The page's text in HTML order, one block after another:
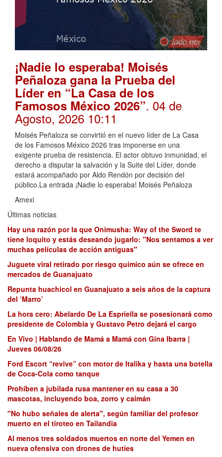
¡Nadie lo esperaba! Moisés
Peñaloza gana la Prueba del
Líder en “La Casa de los
Famosos México 2026”. 04 de
Agosto, 2026 10:11
Moisés Peñaloza se convirtió en el nuevo líder de La Casa
de los Famosos México 2026 tras imponerse en una
exigente prueba de resistencia. El actor obtuvo inmunidad, el
derecho a disputar la salvación y la Suite del Líder, donde
estará acompañado por Aldo Rendón por decisión del
público.La entrada ¡Nadie lo esperaba! Moisés Peñaloza
Amexi
Últimas noticias
Hay una razón por la que Onimusha: Way of the Sword te
tiene loquito y estás deseando jugarlo: "Nos sentamos a ver
muchas películas de acción antiguas"
Juguete viral retirado por riesgo químico aún se ofrece en
mercados de Guanajuato
Repunta huachicol en Guanajuato a seis años de la captura
del ‘Marro’
La hora cero: Abelardo De La Espriella se posesionará como
presidente de Colombia y Gustavo Petro dejará el cargo
En Vivo | Hablando de Mamá a Mamá con Gina Ibarra |
Jueves 06/08/26
Ford Escort “revive” con motor de Italika y hasta una botella
de Coca-Cola como tanque
Prohíben a jubilada rusa mantener en su casa a 30
mascotas, incluyendo boa, zorro y caimán
"No hubo señales de alerta", según familiar del profesor
muerto en el tiroteo en Tailandia
Al menos tres soldados muertos en norte del Yemen en
nueva ofensiva con drones de hutíes